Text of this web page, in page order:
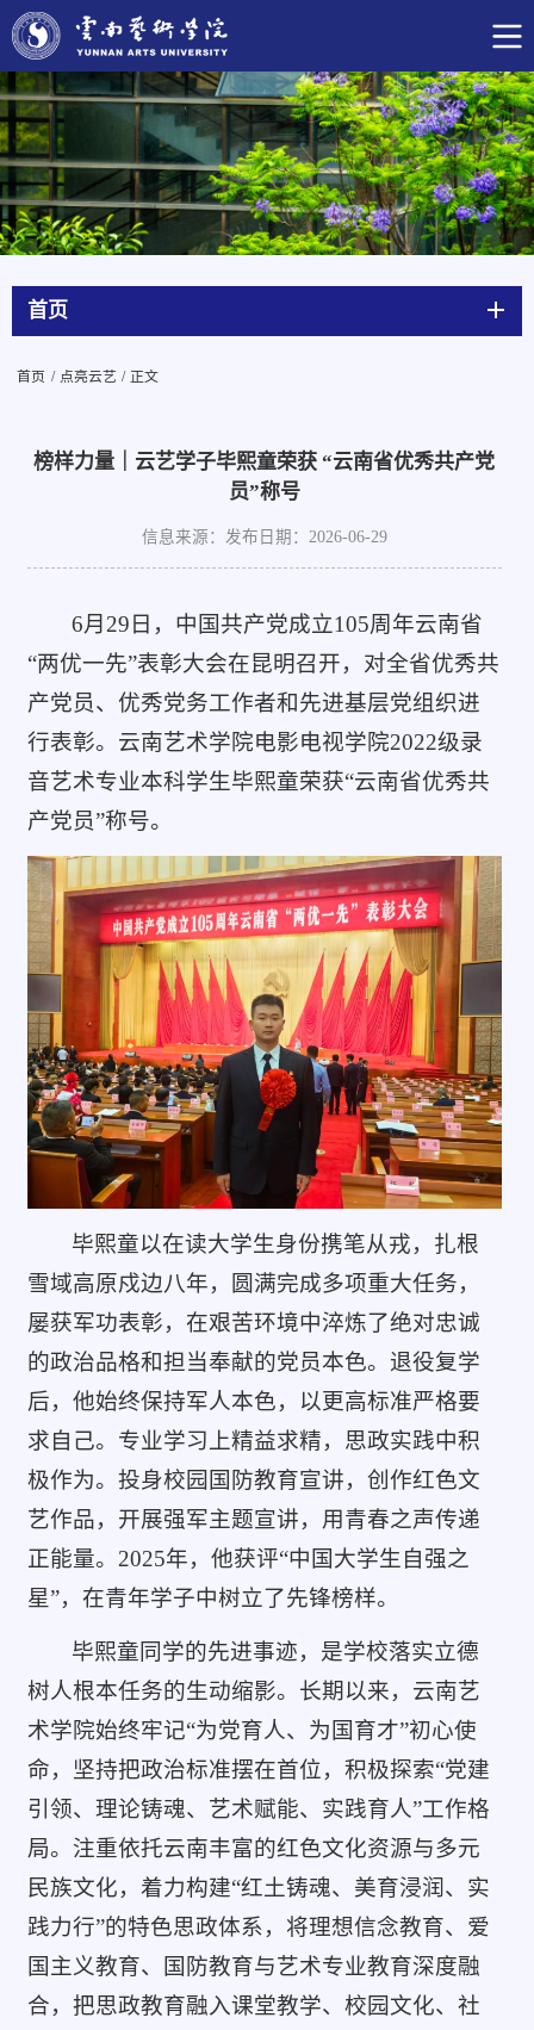
首页
首页 / 点亮云艺 / 正文
榜样力量｜云艺学子毕熙童荣获 “云南省优秀共产党
员”称号
信息来源： 发布日期：2026-06-29
6月29日，中国共产党成立105周年云南省
“两优一先”表彰大会在昆明召开，对全省优秀共
产党员、优秀党务工作者和先进基层党组织进
行表彰。云南艺术学院电影电视学院2022级录
音艺术专业本科学生毕熙童荣获“云南省优秀共
产党员”称号。
毕熙童以在读大学生身份携笔从戎，扎根
雪域高原戍边八年，圆满完成多项重大任务，
屡获军功表彰，在艰苦环境中淬炼了绝对忠诚
的政治品格和担当奉献的党员本色。退役复学
后，他始终保持军人本色，以更高标准严格要
求自己。专业学习上精益求精，思政实践中积
极作为。投身校园国防教育宣讲，创作红色文
艺作品，开展强军主题宣讲，用青春之声传递
正能量。2025年，他获评“中国大学生自强之
星”，在青年学子中树立了先锋榜样。
毕熙童同学的先进事迹，是学校落实立德
树人根本任务的生动缩影。长期以来，云南艺
术学院始终牢记“为党育人、为国育才”初心使
命，坚持把政治标准摆在首位，积极探索“党建
引领、理论铸魂、艺术赋能、实践育人”工作格
局。注重依托云南丰富的红色文化资源与多元
民族文化，着力构建“红土铸魂、美育浸润、实
践力行”的特色思政体系，将理想信念教育、爱
国主义教育、国防教育与艺术专业教育深度融
合，把思政教育融入课堂教学、校园文化、社